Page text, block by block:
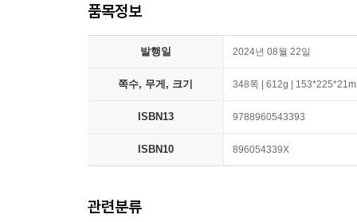
품목정보
발행일 2024년 08월 22일
쪽수, 무게, 크기 348쪽 | 612g |
ISBN13 9788960543393
ISBN10 896054339X
관련분류